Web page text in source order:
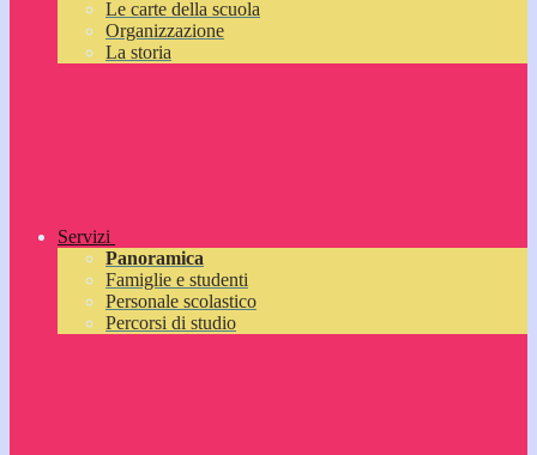
Le carte della scuola
Organizzazione
La storia
Servizi
Panoramica
Famiglie e studenti
Personale scolastico
Percorsi di studio